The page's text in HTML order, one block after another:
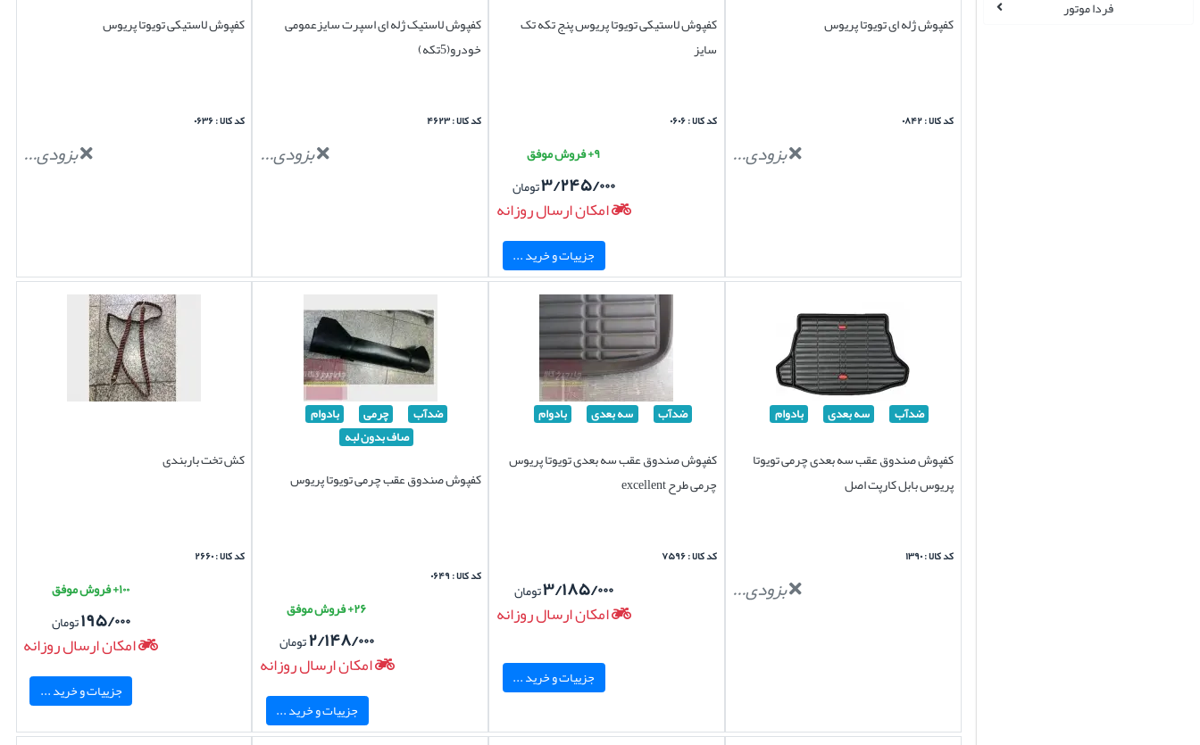
فردا موتور
کفپوش ژله ای تویوتا پریوس
کد کالا : ۰۸۴۲
بزودی...
کفپوش لاستیکی تویوتا پریوس پنج تکه تک
سایز
کد کالا : ۰۶۰۶
۹+ فروش موفق
۳/۲۴۵/۰۰۰تومان
امکان ارسال روزانه
جزییات و خرید ...
کفپوش لاستیک ژله ای اسپرت سایزعمومی
خودرو(5تکه)
کد کالا : ۴۶۲۳
بزودی...
کفپوش لاستیکی تویوتا پریوس
کد کالا : ۰۶۳۶
بزودی...
ضدآب سه بعدی بادوام
کفپوش صندوق عقب سه بعدی چرمی تویوتا
پریوس بابل کارپت اصل
کد کالا : ۱۳۹۰
بزودی...
ضدآب سه بعدی بادوام
کفپوش صندوق عقب سه بعدی تویوتا پریوس
چرمی طرح excellent
کد کالا : ۷۵۹۶
۳/۱۸۵/۰۰۰تومان
امکان ارسال روزانه
جزییات و خرید ...
ضدآب چرمی
بادوام
صاف بدون لبه
کفپوش صندوق عقب چرمی تویوتا پریوس
کد کالا : ۰۶۴۹
۲۶+ فروش موفق
۲/۱۴۸/۰۰۰تومان
امکان ارسال روزانه
جزییات و خرید ...
کش تخت باربندی
کد کالا : ۲۶۶۰
۱۰۰+ فروش موفق
۱۹۵/۰۰۰تومان
امکان ارسال روزانه
جزییات و خرید ...